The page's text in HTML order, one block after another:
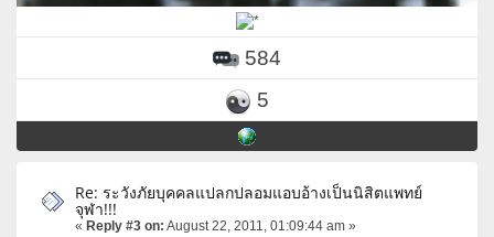
584
5
Re: ระวังภัยบุคคลแปลกปลอมแอบอ้างเป็นนิสิตแพทย์
จุฬา!!!
« Reply #3 on: August 22, 2011, 01:09:44 am »